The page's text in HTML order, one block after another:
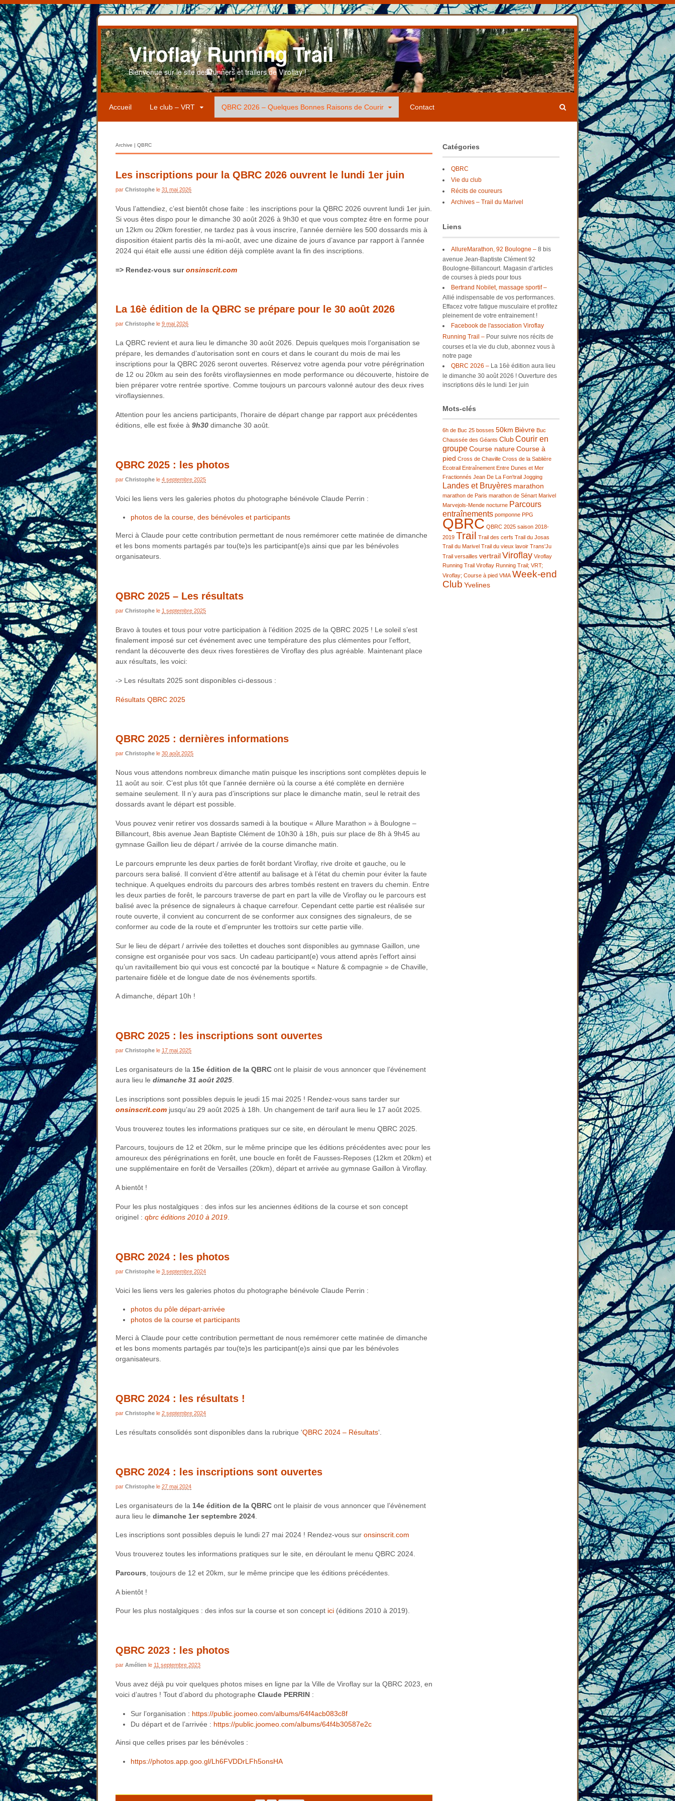
Viroflay Running Trail
Bienvenue sur le site des runners et trailers de Viroflay !
Accueil Le club – VRT QBRC 2026 – Quelques Bonnes Raisons de Courir Contact
Archive | QBRC
Les inscriptions pour la QBRC 2026 ouvrent le lundi 1er juin
par Christophe le 31 mai 2026
Vous l’attendiez, c’est bientôt chose faite : les inscriptions pour la QBRC 2026 ouvrent lundi 1er juin.
Si vous êtes dispo pour le dimanche 30 août 2026 à 9h30 et que vous comptez être en forme pour
un 12km ou 20km forestier, ne tardez pas à vous inscrire, l’année dernière les 500 dossards mis à
disposition étaient partis dès la mi-août, avec une dizaine de jours d’avance par rapport à l’année
2024 qui était elle aussi une édition déjà complète avant la fin des inscriptions.
=> Rendez-vous suronsinscrit.com
La 16è édition de la QBRC se prépare pour le 30 août 2026
par Christophe le 9 mai 2026
La QBRC revient et aura lieu le dimanche 30 août 2026. Depuis quelques mois l’organisation se
prépare, les demandes d’autorisation sont en cours et dans le courant du mois de mai les
inscriptions pour la QBRC 2026 seront ouvertes. Réservez votre agenda pour votre pérégrination
de 12 ou 20km au sein des forêts viroflaysiennes en mode performance ou découverte, histoire de
bien préparer votre rentrée sportive. Comme toujours un parcours valonné autour des deux rives
viroflaysiennes.
Attention pour les anciens participants, l’horaire de départ change par rapport aux précédentes
éditions, elle est fixée à 9h30 dimanche 30 août.
QBRC 2025 : les photos
par Christophe le 4 septembre 2025
Voici les liens vers les galeries photos du photographe bénévole Claude Perrin :
photos de la course, des bénévoles et participants
Merci à Claude pour cette contribution permettant de nous remémorer cette matinée de dimanche
et les bons moments partagés par tou(te)s les participant(e)s ainsi que par les bénévoles
organisateurs.
QBRC 2025 – Les résultats
par Christophe le 1 septembre 2025
Bravo à toutes et tous pour votre participation à l’édition 2025 de la QBRC 2025 ! Le soleil s’est
finalement imposé sur cet événement avec une température des plus clémentes pour l’effort,
rendant la découverte des deux rives forestières de Viroflay des plus agréable. Maintenant place
aux résultats, les voici:
-> Les résultats 2025 sont disponibles ci-dessous :
Résultats QBRC 2025
QBRC 2025 : dernières informations
par Christophe le 30 août 2025
Nous vous attendons nombreux dimanche matin puisque les inscriptions sont complètes depuis le
11 août au soir. C’est plus tôt que l’année dernière où la course a été complète en dernière
semaine seulement. Il n’y aura pas d’inscriptions sur place le dimanche matin, seul le retrait des
dossards avant le départ est possible.
Vous pouvez venir retirer vos dossards samedi à la boutique « Allure Marathon » à Boulogne –
Billancourt, 8bis avenue Jean Baptiste Clément de 10h30 à 18h, puis sur place de 8h à 9h45 au
gymnase Gaillon lieu de départ / arrivée de la course dimanche matin.
Le parcours emprunte les deux parties de forêt bordant Viroflay, rive droite et gauche, ou le
parcours sera balisé. Il convient d’être attentif au balisage et à l’état du chemin pour éviter la faute
technique. A quelques endroits du parcours des arbres tombés restent en travers du chemin. Entre
les deux parties de forêt, le parcours traverse de part en part la ville de Viroflay ou le parcours est
balisé avec la présence de signaleurs à chaque carrefour. Cependant cette partie est réalisée sur
route ouverte, il convient au concurrent de se conformer aux consignes des signaleurs, de se
conformer au code de la route et d’emprunter les trottoirs sur cette partie ville.
Sur le lieu de départ / arrivée des toilettes et douches sont disponibles au gymnase Gaillon, une
consigne est organisée pour vos sacs. Un cadeau participant(e) vous attend après l’effort ainsi
qu’un ravitaillement bio qui vous est concocté par la boutique « Nature & compagnie » de Chaville,
partenaire fidèle et de longue date de nos événements sportifs.
A dimanche, départ 10h !
QBRC 2025 : les inscriptions sont ouvertes
par Christophe le 17 mai 2025
Les organisateurs de la 15e édition de la QBRC ont le plaisir de vous annoncer que l’événement
aura lieu le dimanche 31 août 2025
Les inscriptions sont possibles depuis le jeudi 15 mai 2025 ! Rendez-vous sans tarder sur
onsinscrit.com jusqu’au 29 août 2025 à 18h. Un changement de tarif aura lieu le 17 août 2025.
Vous trouverez toutes les informations pratiques sur ce site, en déroulant le menu QBRC 2025.
Parcours, toujours de 12 et 20km, sur le même principe que les éditions précédentes avec pour les
amoureux des pérégrinations en forêt, une boucle en forêt de Fausses-Reposes (12km et 20km) et
une supplémentaire en forêt de Versailles (20km), départ et arrivée au gymnase Gaillon à Viroflay.
A bientôt !
Pour les plus nostalgiques : des infos sur les anciennes éditions de la course et son concept
originel : qbrc éditions 2010 à 2019
QBRC 2024 : les photos
par Christophe le 3 septembre 2024
Voici les liens vers les galeries photos du photographe bénévole Claude Perrin :
photos du pôle départ-arrivée
photos de la course et participants
Merci à Claude pour cette contribution permettant de nous remémorer cette matinée de dimanche
et les bons moments partagés par tou(te)s les participant(e)s ainsi que par les bénévoles
organisateurs.
QBRC 2024 : les résultats !
par Christophe le 2 septembre 2024
Les résultats consolidés sont disponibles dans la rubrique ‘QBRC 2024 – Résultats‘.
QBRC 2024 : les inscriptions sont ouvertes
par Christophe le 27 mai 2024
Les organisateurs de la 14e édition de la QBRC ont le plaisir de vous annoncer que l’évènement
aura lieu le dimanche 1er septembre 2024
Les inscriptions sont possibles depuis le lundi 27 mai 2024 ! Rendez-vous sur onsinscrit.com
Vous trouverez toutes les informations pratiques sur le site, en déroulant le menu QBRC 2024.
Parcours , toujours de 12 et 20km, sur le même principe que les éditions précédentes.
A bientôt !
Pour les plus nostalgiques : des infos sur la course et son concept ici (éditions 2010 à 2019).
QBRC 2023 : les photos
par Amélien le 11 septembre 2023
Vous avez déjà pu voir quelques photos mises en ligne par la Ville de Viroflay sur la QBRC 2023, en
voici d’autres ! Tout d’abord du photographe Claude PERRIN :
Sur l’organisation : https://public.joomeo.com/albums/64f4acb083c8f
Du départ et de l’arrivée : https://public.joomeo.com/albums/64f4b30587e2c
Ainsi que celles prises par les bénévoles :
https://photos.app.goo.gl/Lh6FVDDrLFh5onsHA
Catégories
QBRC
Vie du club
Récits de coureurs
Archives – Trail du Marivel
Liens
AllureMarathon, 92 Boulogne –8 bis
avenue Jean-Baptiste Clément 92
Boulogne-Billancourt. Magasin d’articles
de courses à pieds pour tous
Bertrand Nobilet, massage sportif –
Allié indispensable de vos performances.
Effacez votre fatigue musculaire et profitez
pleinement de votre entrainement !
Facebook de l'association Viroflay
Running Trail –Pour suivre nos récits de
courses et la vie du club, abonnez vous à
notre page
QBRC 2026 –La 16è édition aura lieu
le dimanche 30 août 2026 ! Ouverture des
inscriptions dès le lundi 1er juin
Mots-clés
6h de Buc 25 bosses 50km Bièvre Buc
Chaussée des Géants Club Courir en
groupe Course nature Course à
pied Cross de Chaville Cross de la Sablière
Ecotrail Entraînement Entre Dunes et Mer
Fractionnés Jean De La Fon'trail Jogging
Landes et Bruyères marathon
marathon de Paris marathon de Sénart Marivel
Marvejols-Mende nocturne Parcours
entraînements pomponne PPG
QBRC QBRC 2025 saison 2018-
2019 Trail Trail des cerfs Trail du Josas
Trail du Marivel Trail du vieux lavoir Trans'Ju
Trail versailles vertrail Viroflay Viroflay
Running Trail Viroflay Running Trail; VRT;
Viroflay; Course à pied VMA Week-end
Club Yvelines